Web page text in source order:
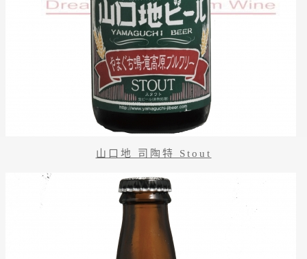
山口地 司陶特 Stout